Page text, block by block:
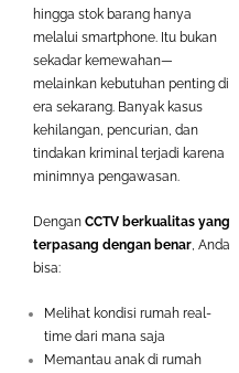
hingga stok barang hanya
melalui smartphone. Itu bukan
sekadar kemewahan—
melainkan kebutuhan penting di
era sekarang. Banyak kasus
kehilangan, pencurian, dan
tindakan kriminal terjadi karena
minimnya pengawasan.
Dengan CCTV berkualitas yang
terpasang dengan benar , Anda
bisa:
Melihat kondisi rumah real-
time dari mana saja
Memantau anak di rumah